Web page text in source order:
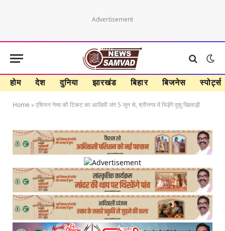
Advertisement
होम देश दुनिया झारखंड बिहार बिजनेस स्पोर्ट्स
Home »एशियन गेम्स की टिकट का आखिरी जंग 5 जून से, श्रीनगर में भिड़ेंगे वुशु खिलाड़ी